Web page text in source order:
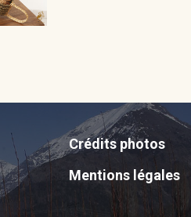
Crédits photos
Mentions légales